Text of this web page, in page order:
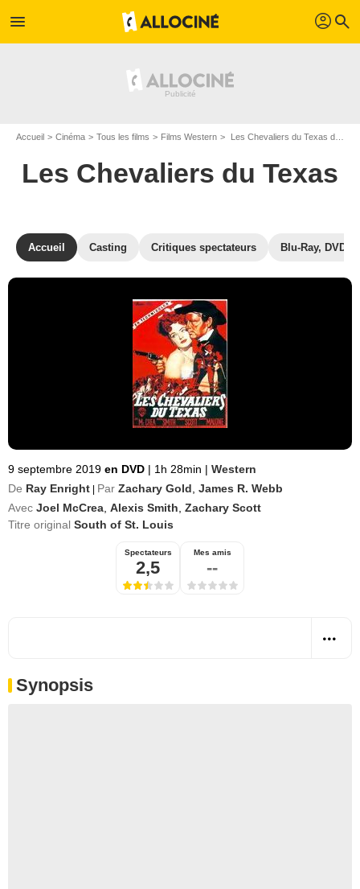
menu profil search
Accueil Cinéma Tous les films Films Western Les Chevaliers du Texas de Ray Enright
Les Chevaliers du Texas
Accueil Casting Critiques spectateurs Blu-Ray, DVD
9 septembre 2019 en DVD | 1h 28min | Western
De Ray Enright Par Zachary Gold James R. Webb
Avec Joel McCrea Alexis Smith Zachary Scott
Titre original South of St. Louis
Spectateurs
2,5
Mes amis
--
Synopsis